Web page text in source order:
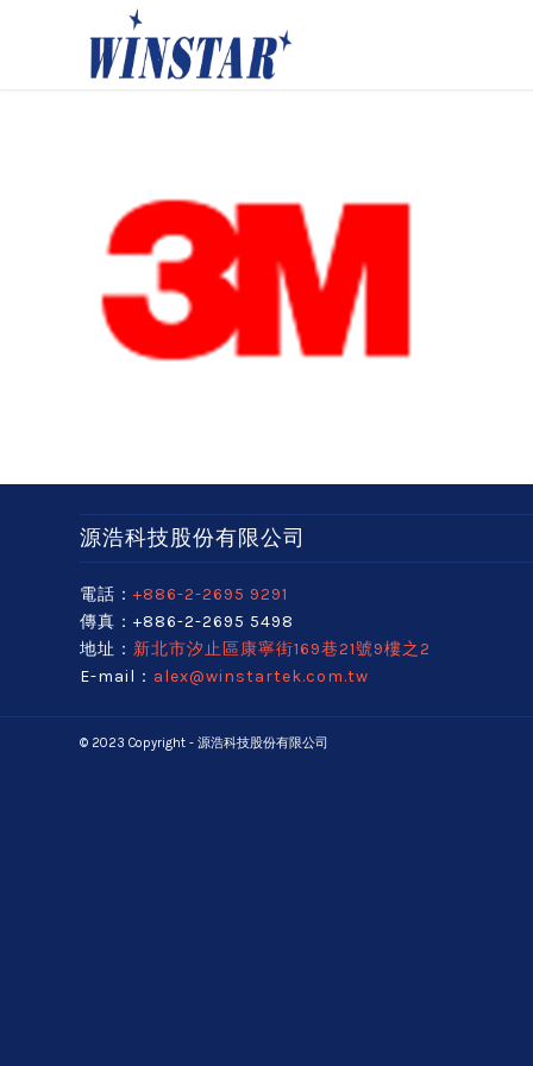
源浩科技股份有限公司
電話： +886-2-2695 9291
傳真：+886-2-2695 5498
地址： 新北市汐止區康寧街169巷21號9樓之2
E-mail： alex@winstartek.com.tw
© 2023 Copyright - 源浩科技股份有限公司